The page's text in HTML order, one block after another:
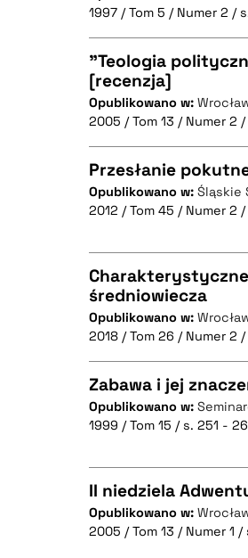
BIBTEX
1997 / Tom 5 / Numer 2 /
CZYSTY
BIBTEX
"Teologia
[recenzja]
Opublikowano w:
2005 / Tom 13 / Numer 2 /
CZYSTY
BIBTEX
Przesłanie
Opublikowano w: Śląskie
2012 / Tom 45 / Numer 2
CZYSTY
BIBTEX
średniowiecza
Opublikowano w:
2018 / Tom 26 / Numer 2
CZYSTY
BIBTEX
Zabawa i jej
Opublikowano w:
1999 / Tom 15 / s. 251 -
CZYSTY
II niedziela
Opublikowano w:
2005 / Tom 13 / Numer 1